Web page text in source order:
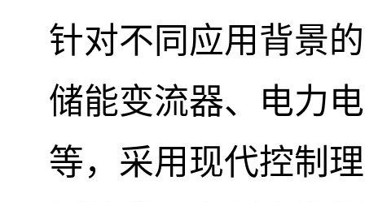
针对不同应用背景的
储能变流器、电力
等，采用现代控制